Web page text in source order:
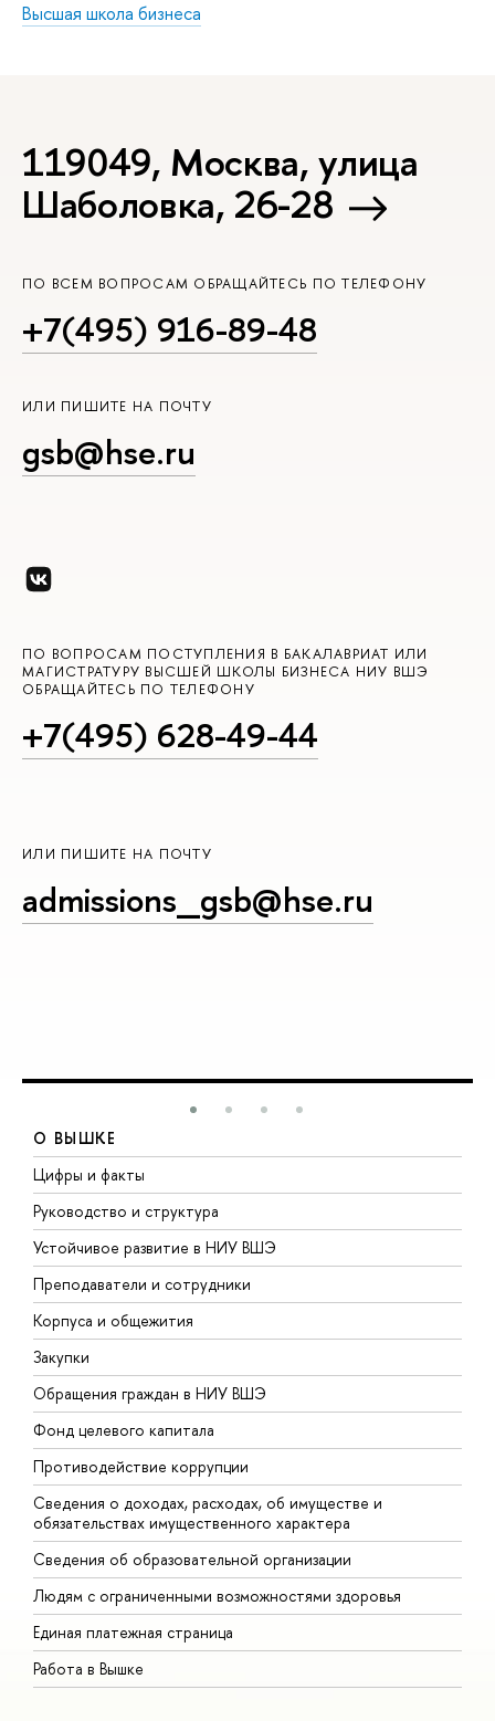
Высшая школа бизнеса
119049, Москва, улица
Шаболовка, 26-28
ПО ВСЕМ ВОПРОСАМ ОБРАЩАЙТЕСЬ ПО ТЕЛЕФОНУ
+7(495) 916-89-48
ИЛИ ПИШИТЕ НА ПОЧТУ
gsb@hse.ru
ПО ВОПРОСАМ ПОСТУПЛЕНИЯ В БАКАЛАВРИАТ ИЛИ
МАГИСТРАТУРУ ВЫСШЕЙ ШКОЛЫ БИЗНЕСА НИУ ВШЭ
ОБРАЩАЙТЕСЬ ПО ТЕЛЕФОНУ
+7(495) 628-49-44
ИЛИ ПИШИТЕ НА ПОЧТУ
admissions_gsb@hse.ru
О ВЫШКЕ
Цифры и факты
Руководство и структура
Устойчивое развитие в НИУ ВШЭ
Преподаватели и сотрудники
Корпуса и общежития
Закупки
Обращения граждан в НИУ ВШЭ
Фонд целевого капитала
Противодействие коррупции
Сведения о доходах, расходах, об имуществе и
обязательствах имущественного характера
Сведения об образовательной организации
Людям с ограниченными возможностями здоровья
Единая платежная страница
Работа в Вышке